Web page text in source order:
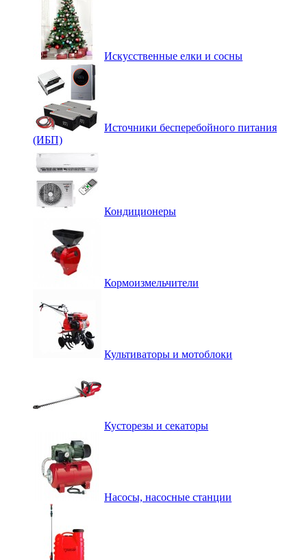
Искусственные елки и сосны
Источники бесперебойного питания
(ИБП)
Кондиционеры
Кормоизмельчители
Культиваторы и мотоблоки
Кусторезы и секаторы
Насосы, насосные станции